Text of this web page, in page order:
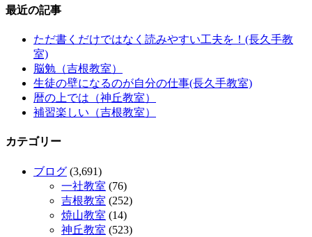
最近の記事
ただ書くだけではなく読みやすい工夫を！(長久手教
室)
脳勉（吉根教室）
生徒の壁になるのが自分の仕事(長久手教室)
暦の上では（神丘教室）
補習楽しい（吉根教室）
カテゴリー
ブログ (3,691)
一社教室 (76)
吉根教室 (252)
焼山教室 (14)
神丘教室 (523)